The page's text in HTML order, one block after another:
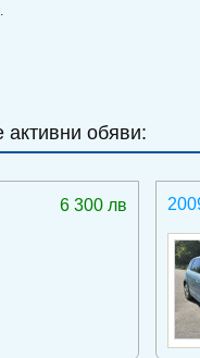
активни обяви:
6 300 лв